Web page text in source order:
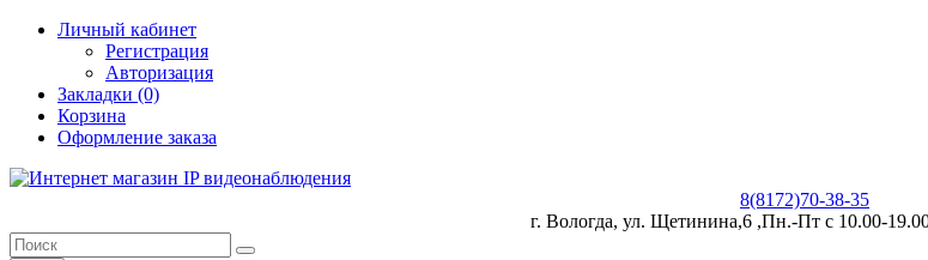
Личный кабинет
Регистрация
Авторизация
Закладки (0)
Корзина
Оформление заказа
8(8172)70-38-35
г. Вологда, ул. Щетинина,6 ,Пн.-Пт с 10.00-